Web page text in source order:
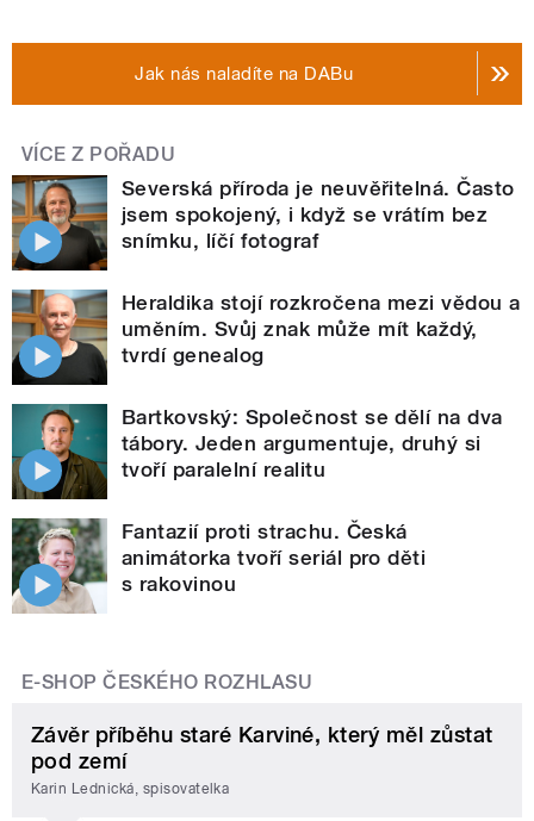
Jak nás naladíte na DABu
VÍCE Z POŘADU
Severská příroda je neuvěřitelná. Často
jsem spokojený, i když se vrátím bez
snímku, líčí fotograf
Heraldika stojí rozkročena mezi vědou a
uměním. Svůj znak může mít každý,
tvrdí genealog
Bartkovský: Společnost se dělí na dva
tábory. Jeden argumentuje, druhý si
tvoří paralelní realitu
Fantazií proti strachu. Česká
animátorka tvoří seriál pro děti
s rakovinou
E-SHOP ČESKÉHO ROZHLASU
Závěr příběhu staré Karviné, který měl zůstat
pod zemí
Karin Lednická, spisovatelka